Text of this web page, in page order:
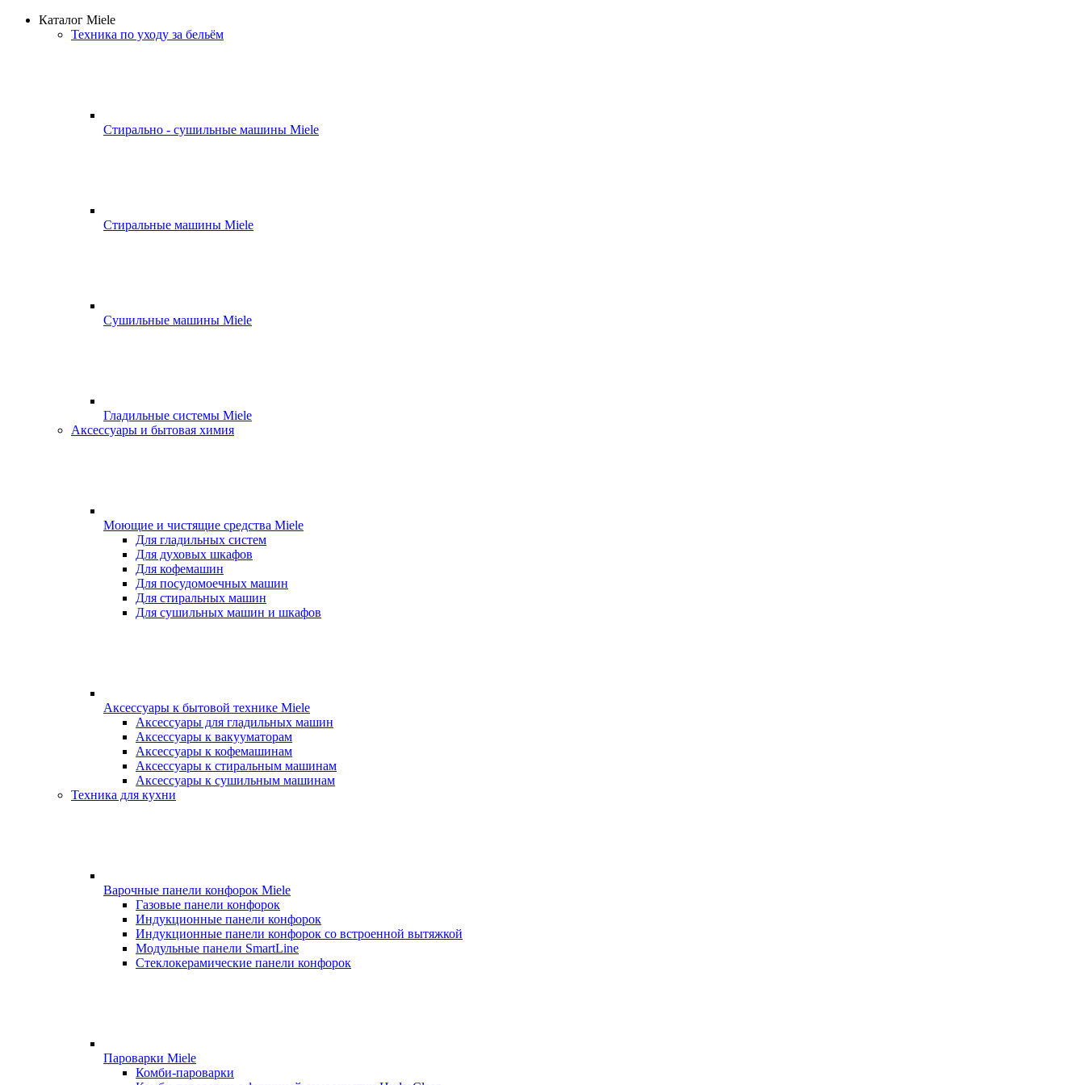
Каталог Miele
Техника по уходу за бельём
Стирально - сушильные машины Miele
Стиральные машины Miele
Сушильные машины Miele
Гладильные системы Miele
Аксессуары и бытовая химия
Моющие и чистящие средства Miele
Для гладильных систем
Для духовых шкафов
Для кофемашин
Для посудомоечных машин
Для стиральных машин
Для сушильных машин и шкафов
Аксессуары к бытовой технике Miele
Аксессуары для гладильных машин
Аксессуары к вакууматорам
Аксессуары к кофемашинам
Аксессуары к стиральным машинам
Аксессуары к сушильным машинам
Техника для кухни
Варочные панели конфорок Miele
Газовые панели конфорок
Индукционные панели конфорок
Индукционные панели конфорок со встроенной вытяжкой
Модульные панели SmartLine
Стеклокерамические панели конфорок
Пароварки Miele
Комби-пароварки